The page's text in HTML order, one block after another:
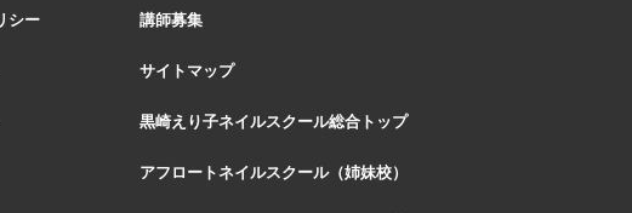
シー 講師募集
サイトマップ
黒崎えり子ネイルスクール総合トップ
アフロートネイルスクール（姉妹校）